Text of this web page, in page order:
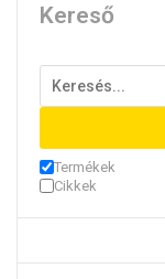
Kereső
Termékek
Cikkek